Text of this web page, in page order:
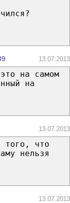
13.07.2013
на самом
на
13.07.2013
того, что
нельзя
13.07.2013